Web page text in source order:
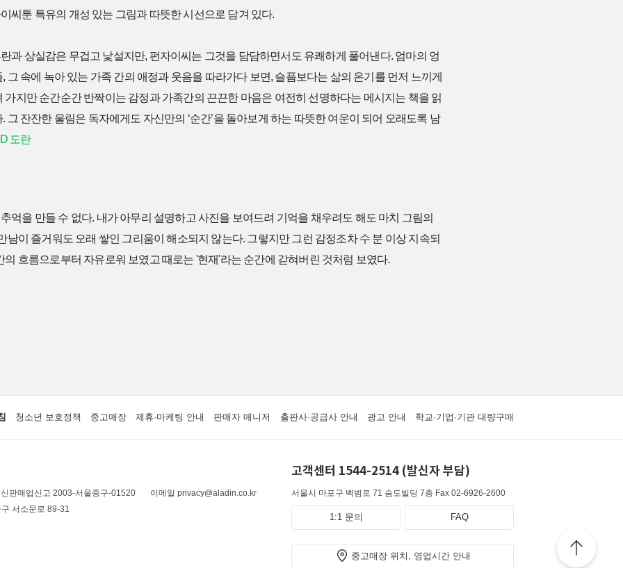
씨툰 특유의 개성 있는 그림과 따뜻한 시선으로 담겨 있다.
과 상실감은 무겁고 낯설지만, 펀자이씨는 그것을 담담하면서도 유쾌하게 풀어낸다. 엄마의 엉
그 속에 녹아 있는 가족 간의 애정과 웃음을 따라가다 보면, 슬픔보다는 삶의 온기를 먼저 느끼게
가지만 순간순간 반짝이는 감정과 가족간의 끈끈한 마음은 여전히 선명하다는 메시지는 책을 읽
그 잔잔한 울림은 독자에게도 자신만의 ‘순간’을 돌아보게 하는 따뜻한 여운이 되어 오래도록 남
도란
억을 만들 수 없다. 내가 아무리 설명하고 사진을 보여드려 기억을 채우려도 해도 마치 그림의
남이 즐거워도 오래 쌓인 그리움이 해소되지 않는다. 그렇지만 그런 감정조차 수 분 이상 지속되
의 흐름으로부터 자유로워 보였고 때로는 '현재'라는 순간에 갇혀버린 것처럼 보였다.
청소년 보호정책 중고매장 제휴·마케팅 안내 판매자 매니저 출판사·공급사 안내 광고 안내 학교·기업·기관 대량구매
판매업신고 2003-서울중구-01520
이메일 privacy@aladin.co.kr
서소문로 89-31
고객센터 1544-2514 (발신자 부담)
서울시 마포구 백범로 71 숨도빌딩 7층 Fax 02-6926-2600
1:1 문의 FAQ
중고매장 위치, 영업시간 안내